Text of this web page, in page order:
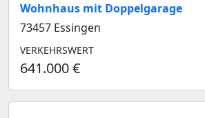
Wohnhaus mit Doppelgarage
73457 Essingen
VERKEHRSWERT
641.000 €